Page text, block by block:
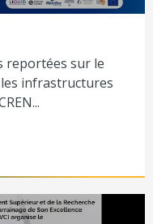
reportées sur le
infrastructures